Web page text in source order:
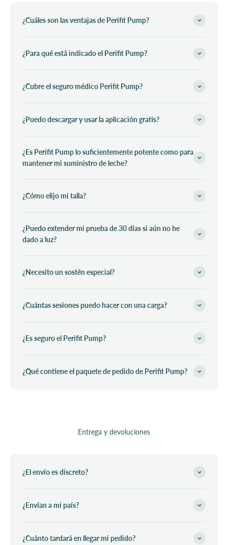
¿Cuáles son las ventajas de Perifit Pump?
¿Para qué está indicado el Perifit Pump?
¿Cubre el seguro médico Perifit Pump?
¿Puedo descargar y usar la aplicación gratis?
¿Es Perifit Pump lo suficientemente potente como para
mantener mi suministro de leche?
¿Cómo elijo mi talla?
¿Puedo extender mi prueba de 30 días si aún no he
dado a luz?
¿Necesito un sostén especial?
¿Cuántas sesiones puedo hacer con una carga?
¿Es seguro el Perifit Pump?
¿Qué contiene el paquete de pedido de Perifit Pump?
Entrega y devoluciones
¿El envío es discreto?
¿Envían a mi país?
¿Cuánto tardará en llegar mi pedido?